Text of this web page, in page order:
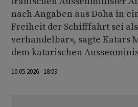
nach Angaben aus Doha in
Freiheit der Schifffahrt sei
verhandelbar», sagte Katars
dem katarischen
10.05.2026 18:09